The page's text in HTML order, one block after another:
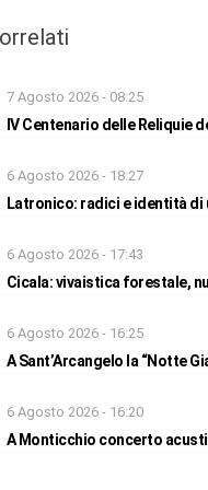
7 Agosto 2026 - 08:25
IV Centenario delle Reliquie
6 Agosto 2026 - 18:27
Latronico: radici e identità di
6 Agosto 2026 - 17:43
Cicala: vivaistica forestale,
6 Agosto 2026 - 16:25
A Sant’Arcangelo la “Notte
6 Agosto 2026 - 16:20
A Monticchio concerto